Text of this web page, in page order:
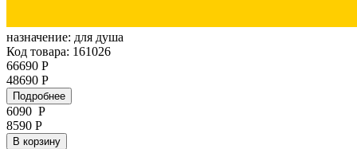
назначение: для душа
Код товара: 161026
66690 Р
48690 Р
Подробнее
6090 Р
8590 Р
В корзину